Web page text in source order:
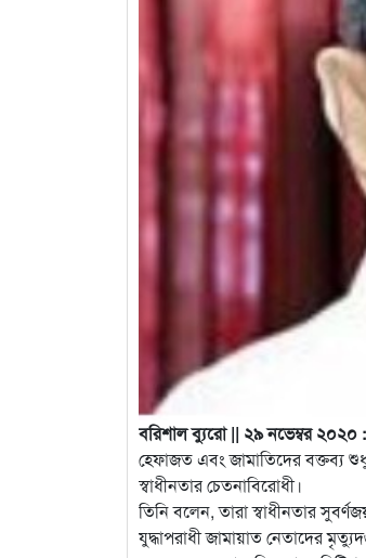
বরিশাল ব্যুরো || ২৯ নভেম্বর ২০২০ :
হেফাজত এবং জামাতিদের বক্তব্য শুধু
স্বাধীনতার চেতনাবিরোধী।
তিনি বলেন, তারা স্বাধীনতার
যুদ্ধাপরাধী জামায়াত নেতাদের